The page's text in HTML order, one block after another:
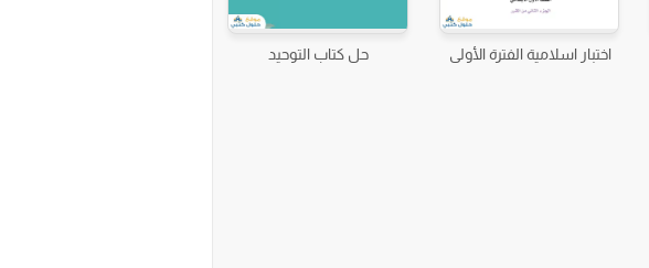
اختبار اسلامية الفترة الأولى حل كتاب التوحيد